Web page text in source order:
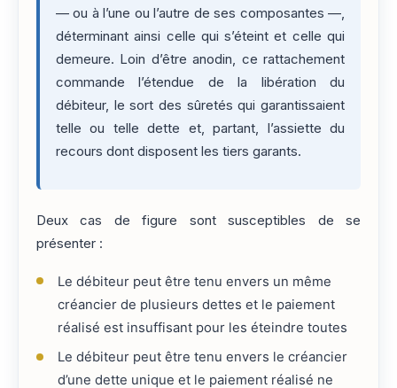
— ou à l’une ou l’autre de ses composantes —,
déterminant ainsi celle qui s’éteint et celle qui
demeure. Loin d’être anodin, ce rattachement
commande l’étendue de la libération du
débiteur, le sort des sûretés qui garantissaient
telle ou telle dette et, partant, l’assiette du
recours dont disposent les tiers garants.
Deux cas de figure sont susceptibles de se
présenter :
Le débiteur peut être tenu envers un même
créancier de plusieurs dettes et le paiement
réalisé est insuffisant pour les éteindre toutes
Le débiteur peut être tenu envers le créancier
d’une dette unique et le paiement réalisé ne